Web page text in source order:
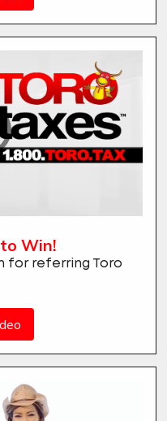
Win!
for referring Toro